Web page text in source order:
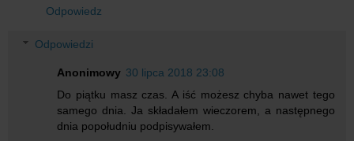
Odpowiedz
Odpowiedzi
Anonimowy 30 lipca 2018 23:08
Do piątku masz czas. A iść możesz chyba nawet tego
samego dnia. Ja składałem wieczorem, a następnego
dnia popołudniu podpisywałem.